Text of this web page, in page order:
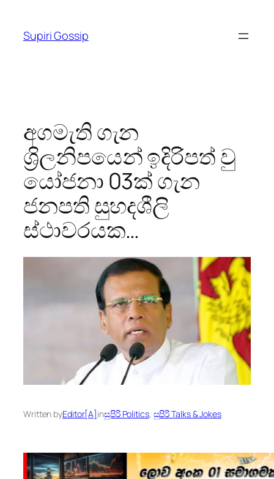
content
Supiri Gossip
අගමැති ගැන
ශ්‍රිලනිපයෙන් ඉදිරිපත් වු
යෝජනා 03ක් ගැන
ජනපති සුහදශීලි
ස්ථාවරයක…
Written byEditor[A] inසුපිරි Politics, සුපිරි Talks & Jokes